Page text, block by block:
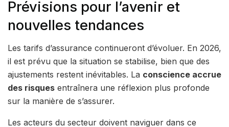
Prévisions pour l’avenir et
nouvelles tendances
Les tarifs d’assurance continueront d’évoluer. En 2026,
il est prévu que la situation se stabilise, bien que des
ajustements restent inévitables. La conscience accrue
des risques entraînera une réflexion plus profonde
sur la manière de s’assurer.
Les acteurs du secteur doivent naviguer dans ce